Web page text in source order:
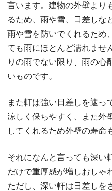
言います。建物の外壁より
るため、雨や雪、日差しな
雨や雪を防いでくれるため
ても雨にほとんど濡れませ
りの雨でない限り、雨の心
いものです。
また軒は強い日差しを遮っ
涼しく保ちやすく、また外
してくれるため外壁の寿命
それになんと言っても深い
だけで重厚感が増しおしゃ
ただし、深い軒は日差しを